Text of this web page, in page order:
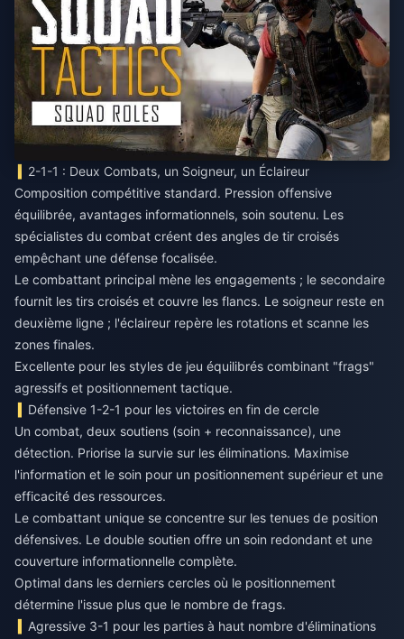
2-1-1 : Deux Combats, un Soigneur, un Éclaireur
Composition compétitive standard. Pression offensive
équilibrée, avantages informationnels, soin soutenu. Les
spécialistes du combat créent des angles de tir croisés
empêchant une défense focalisée.
Le combattant principal mène les engagements ; le secondaire
fournit les tirs croisés et couvre les flancs. Le soigneur reste en
deuxième ligne ; l'éclaireur repère les rotations et scanne les
zones finales.
Excellente pour les styles de jeu équilibrés combinant "frags"
agressifs et positionnement tactique.
Défensive 1-2-1 pour les victoires en fin de cercle
Un combat, deux soutiens (soin + reconnaissance), une
détection. Priorise la survie sur les éliminations. Maximise
l'information et le soin pour un positionnement supérieur et une
efficacité des ressources.
Le combattant unique se concentre sur les tenues de position
défensives. Le double soutien offre un soin redondant et une
couverture informationnelle complète.
Optimal dans les derniers cercles où le positionnement
détermine l'issue plus que le nombre de frags.
Agressive 3-1 pour les parties à haut nombre d'éliminations